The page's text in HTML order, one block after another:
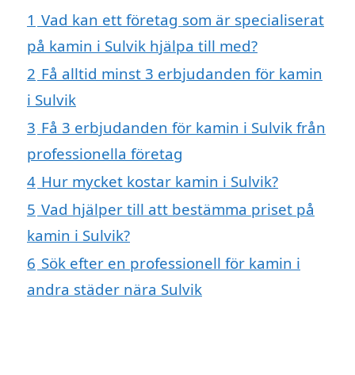
1 Vad kan ett företag som är specialiserat
på kamin i Sulvik hjälpa till med?
2 Få alltid minst 3 erbjudanden för kamin
i Sulvik
3 Få 3 erbjudanden för kamin i Sulvik från
professionella företag
4 Hur mycket kostar kamin i Sulvik?
5 Vad hjälper till att bestämma priset på
kamin i Sulvik?
6 Sök efter en professionell för kamin i
andra städer nära Sulvik